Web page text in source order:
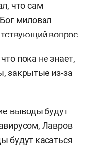
что сам
миловал
вопрос.
пока не знает,
закрытые из-за
выводы будут
Лавров
будут касаться